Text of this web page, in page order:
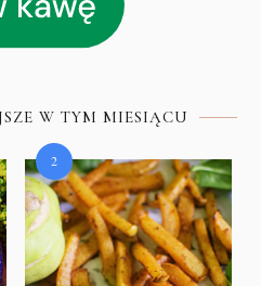
W TYM MIESIĄCU